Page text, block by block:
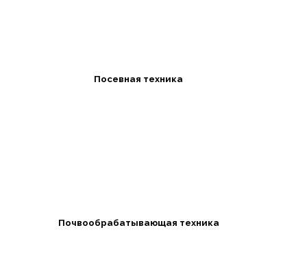
Посевная техника
Почвообрабатывающая техника